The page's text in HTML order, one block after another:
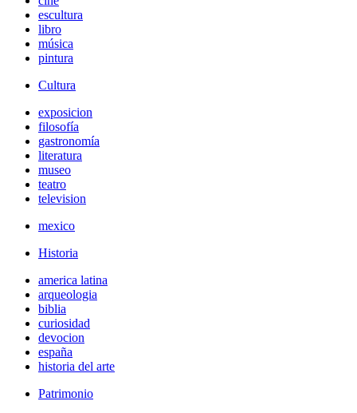
escultura
libro
música
pintura
Cultura
exposicion
filosofía
gastronomía
literatura
museo
teatro
television
mexico
Historia
america latina
arqueologia
biblia
curiosidad
devocion
españa
historia del arte
Patrimonio